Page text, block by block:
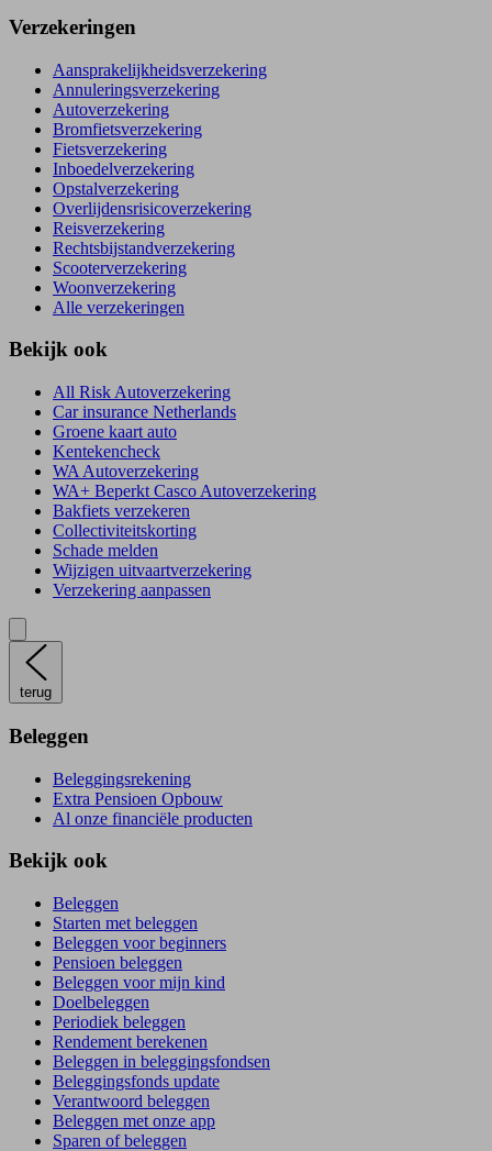
Verzekeringen
Aansprakelijkheidsverzekering
Annuleringsverzekering
Autoverzekering
Bromfietsverzekering
Fietsverzekering
Inboedelverzekering
Opstalverzekering
Overlijdensrisicoverzekering
Reisverzekering
Rechtsbijstandverzekering
Scooterverzekering
Woonverzekering
Alle verzekeringen
Bekijk ook
All Risk Autoverzekering
Car insurance Netherlands
Groene kaart auto
Kentekencheck
WA Autoverzekering
WA+ Beperkt Casco Autoverzekering
Bakfiets verzekeren
Collectiviteitskorting
Schade melden
Wijzigen uitvaartverzekering
Verzekering aanpassen
terug
Beleggen
Beleggingsrekening
Extra Pensioen Opbouw
Al onze financiële producten
Bekijk ook
Beleggen
Starten met beleggen
Beleggen voor beginners
Pensioen beleggen
Beleggen voor mijn kind
Doelbeleggen
Periodiek beleggen
Rendement berekenen
Beleggen in beleggingsfondsen
Beleggingsfonds update
Verantwoord beleggen
Beleggen met onze app
Sparen of beleggen